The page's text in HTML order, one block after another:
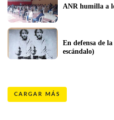
ANR humilla a
En defensa de
escándalo)
CARGAR MÁS